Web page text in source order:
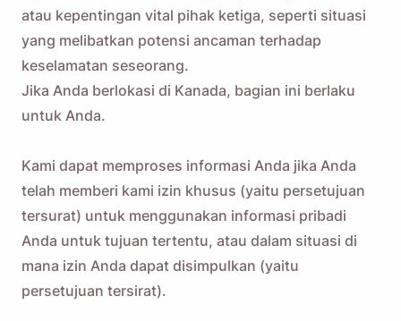
atau kepentingan vital pihak ketiga, seperti situasi
yang melibatkan potensi ancaman terhadap
keselamatan seseorang.
Jika Anda berlokasi di Kanada, bagian ini berlaku
untuk Anda.
Kami dapat memproses informasi Anda jika Anda
telah memberi kami izin khusus (yaitu persetujuan
tersurat) untuk menggunakan informasi pribadi
Anda untuk tujuan tertentu, atau dalam situasi di
mana izin Anda dapat disimpulkan (yaitu
persetujuan tersirat).